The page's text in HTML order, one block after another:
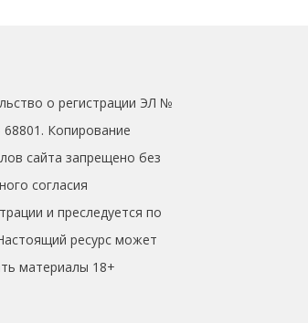
о регистрации ЭЛ №
Копирование
сайта запрещено без
согласия
и преследуется по
ресурс может
материалы 18+